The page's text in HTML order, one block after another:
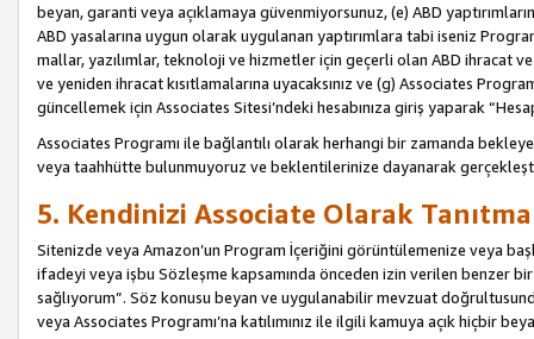
beyan, garanti veya açıklamaya güvenmiyorsunuz, (e) ABD
ABD yasalarına uygun olarak uygulanan yaptırımlara tabi iseniz
mallar, yazılımlar, teknoloji ve hizmetler için geçerli olan ABD ihracat
ve yeniden ihracat kısıtlamalarına uyacaksınız ve (g) Associates
güncellemek için Associates Sitesi’ndeki hesabınıza giriş yaparak
Associates Programı ile bağlantılı olarak herhangi bir zamanda
veya taahhütte bulunmuyoruz ve beklentilerinize dayanarak
5. Kendinizi Associate Olarak
Sitenizde veya Amazon’un Program İçeriğini görüntülemenize veya
ifadeyi veya işbu Sözleşme kapsamında önceden izin verilen benzer
sağlıyorum”. Söz konusu beyan ve uygulanabilir mevzuat
veya Associates Programı’na katılımınız ile ilgili kamuya açık hiçbir